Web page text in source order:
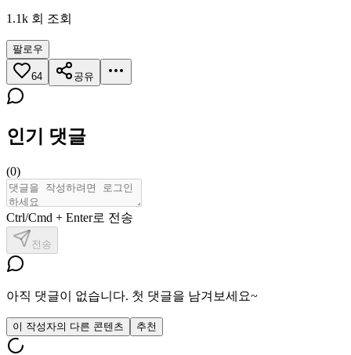
1.1k 회 조회
팔로우
64 공유
인기 댓글
(0)
Ctrl/Cmd + Enter로 전송
전송
아직 댓글이 없습니다. 첫 댓글을 남겨보세요~
이 작성자의 다른 콘텐츠 추천